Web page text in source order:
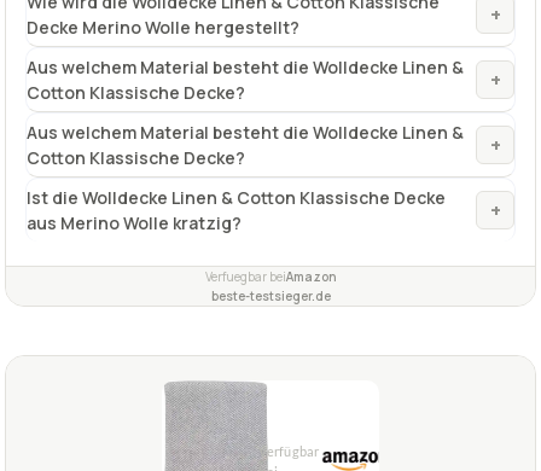
Decke Merino Wolle hergestellt?
+
Aus welchem Material besteht die Wolldecke Linen &
Cotton Klassische Decke?
+
Aus welchem Material besteht die Wolldecke Linen &
Cotton Klassische Decke?
+
Ist die Wolldecke Linen & Cotton Klassische Decke
aus Merino Wolle kratzig?
+
Verfuegbar beiAmazon
beste-testsieger.de